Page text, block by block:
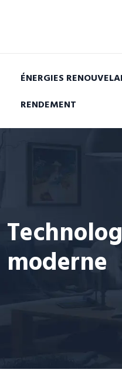
ÉNERGIES
RENDEMENT
moderne